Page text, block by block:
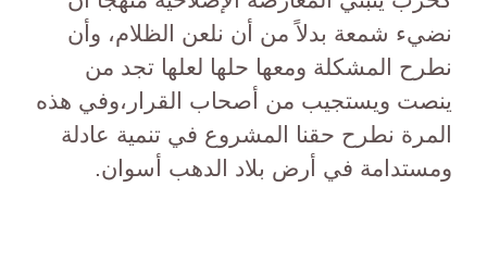
نضيء شمعة بدلاً من أن نلعن الظلام، وأن
نطرح المشكلة ومعها حلها لعلها تجد من
ينصت ويستجيب من أصحاب القرار،وفي هذه
المرة نطرح حقنا المشروع في تنمية عادلة
ومستدامة في أرض بلاد الدهب أسوان.